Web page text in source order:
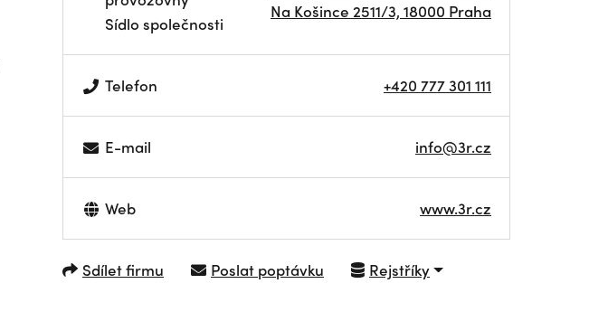
Sídlo společnosti
Na Košince 2511/3, 18000 Praha
Telefon +420 777 301 111
E-mail info@3r.cz
Web www.3r.cz
Sdílet firmu Poslat poptávku Rejstříky